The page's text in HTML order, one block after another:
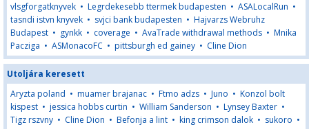
vlsgforgatknyvek • Legrdekesebb ttermek budapesten • ASALocalRun •
tasndi istvn knyvek • svjci bank budapesten • Hajvarzs Webruhz
Budapest • gynkk • coverage • AvaTrade withdrawal methods • Mnika
Pacziga • ASMonacoFC • pittsburgh ed gainey • Cline Dion
Utoljára keresett
Aryzta poland • muamer brajanac • Ftmo adzs • Juno • Konzol bolt
kispest • jessica hobbs curtin • William Sanderson • Lynsey Baxter •
Tigz rszvny • Cline Dion • Befonja a lint • king crimson dalok • sukoro •